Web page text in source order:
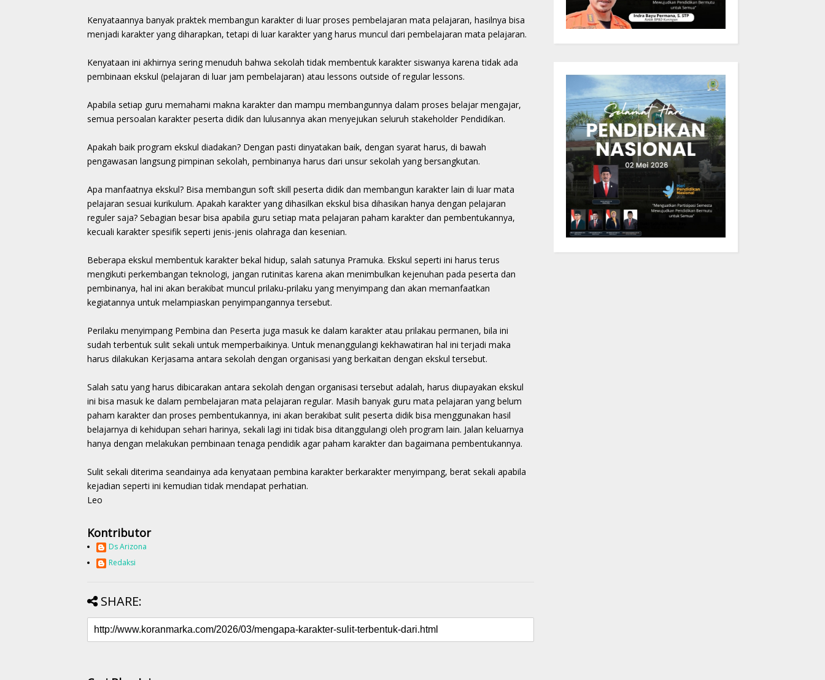
Kenyataannya banyak praktek membangun karakter di luar proses pembelajaran mata pelajaran, hasilnya bisa
menjadi karakter yang diharapkan, tetapi di luar karakter yang harus muncul dari pembelajaran mata pelajaran.
Kenyataan ini akhirnya sering menuduh bahwa sekolah tidak membentuk karakter siswanya karena tidak ada
pembinaan ekskul (pelajaran di luar jam pembelajaran) atau lessons outside of regular lessons.
Apabila setiap guru memahami makna karakter dan mampu membangunnya dalam proses belajar mengajar,
semua persoalan karakter peserta didik dan lulusannya akan menyejukan seluruh stakeholder Pendidikan.
Apakah baik program ekskul diadakan? Dengan pasti dinyatakan baik, dengan syarat harus, di bawah
pengawasan langsung pimpinan sekolah, pembinanya harus dari unsur sekolah yang bersangkutan.
Apa manfaatnya ekskul? Bisa membangun soft skill peserta didik dan membangun karakter lain di luar mata
pelajaran sesuai kurikulum. Apakah karakter yang dihasilkan ekskul bisa dihasikan hanya dengan pelajaran
reguler saja? Sebagian besar bisa apabila guru setiap mata pelajaran paham karakter dan pembentukannya,
kecuali karakter spesifik seperti jenis-jenis olahraga dan kesenian.
Beberapa ekskul membentuk karakter bekal hidup, salah satunya Pramuka. Ekskul seperti ini harus terus
mengikuti perkembangan teknologi, jangan rutinitas karena akan menimbulkan kejenuhan pada peserta dan
pembinanya, hal ini akan berakibat muncul prilaku-prilaku yang menyimpang dan akan memanfaatkan
kegiatannya untuk melampiaskan penyimpangannya tersebut.
Perilaku menyimpang Pembina dan Peserta juga masuk ke dalam karakter atau prilakau permanen, bila ini
sudah terbentuk sulit sekali untuk memperbaikinya. Untuk menanggulangi kekhawatiran hal ini terjadi maka
harus dilakukan Kerjasama antara sekolah dengan organisasi yang berkaitan dengan ekskul tersebut.
Salah satu yang harus dibicarakan antara sekolah dengan organisasi tersebut adalah, harus diupayakan ekskul
ini bisa masuk ke dalam pembelajaran mata pelajaran regular. Masih banyak guru mata pelajaran yang belum
paham karakter dan proses pembentukannya, ini akan berakibat sulit peserta didik bisa menggunakan hasil
belajarnya di kehidupan sehari harinya, sekali lagi ini tidak bisa ditanggulangi oleh program lain. Jalan keluarnya
hanya dengan melakukan pembinaan tenaga pendidik agar paham karakter dan bagaimana pembentukannya.
Sulit sekali diterima seandainya ada kenyataan pembina karakter berkarakter menyimpang, berat sekali apabila
kejadian seperti ini kemudian tidak mendapat perhatian.
Leo
Kontributor
Ds Arizona
Redaksi
SHARE: